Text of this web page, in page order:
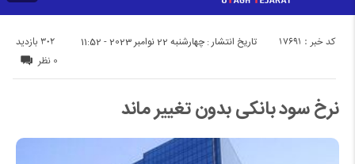
تاریخ انتشار : چهارشنبه 22 نوامبر 2023 - 11:52 302 بازدید کد خبر : 17691
0 نظر
نرخ سود بانکی بدون تغییر ماند